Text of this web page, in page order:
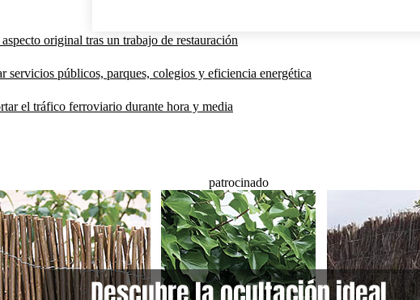
original tras un trabajo de restauración
servicios públicos, parques, colegios y eficiencia energética
el tráfico ferroviario durante hora y media
patrocinado